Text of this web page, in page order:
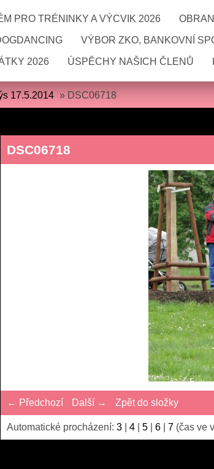
PRO TRÉNINKY A VÝCVIK 2026
VÝBOR ZKO, BANKOVNÍ
2026 ÚSPĚCHY NAŠICH ČLENŮ
17.5.2014 » DSC06718
DSC06718
← Předchozí Další → Zpět do složky
Automatické procházení:3 |4 |5 |6 |7 (čas ve